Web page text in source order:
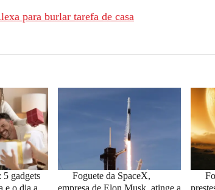
para burlar tarefa de casa
5 gadgets
e o dia a
Foguete da SpaceX,
empresa de Elon Musk, atinge a